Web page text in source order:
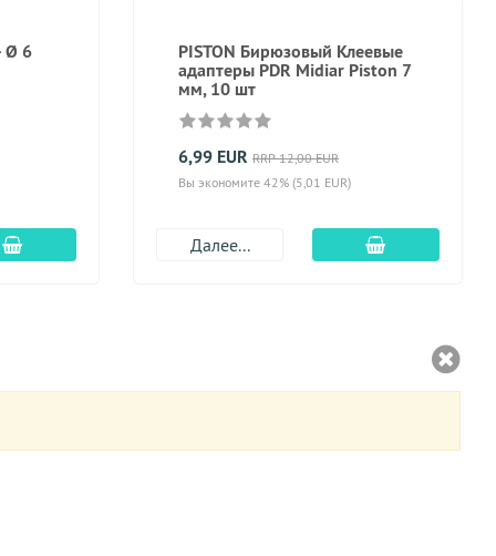
Ø 6
Добавить в корзину
PISTON Бирюзовый Клеевые
адаптеры PDR Midiar Piston 7
мм, 10 шт
6,99 EUR RRP 12,00 EUR
Вы экономите 42% (5,01 EUR)
Далее... Добавить в